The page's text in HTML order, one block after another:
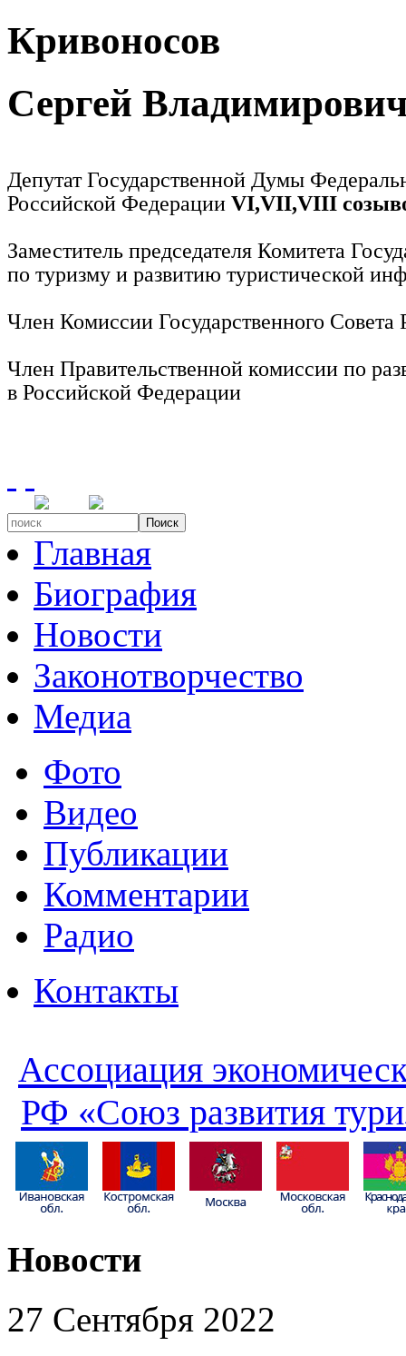
Кривоносов
Сергей
Депутат Государственной Думы
Российской Федерации VI,VII,VIII
Заместитель председателя Комитета
по туризму и развитию туристической
Член Комиссии Государственного
Член Правительственной комиссии по
в Российской Федерации
Поиск
Главная
Биография
Новости
Законотворчество
Медиа
Фото
Видео
Публикации
Комментарии
Радио
Контакты
Ассоциация
РФ «Союз развития
Новости
27 Сентября 2022